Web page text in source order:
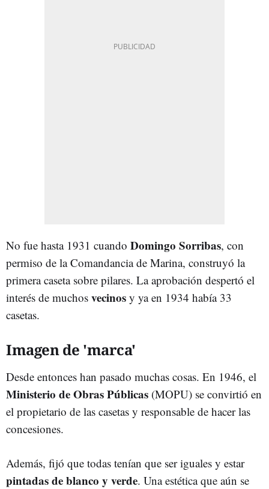
No fue hasta 1931 cuando Domingo Sorribas, con
permiso de la Comandancia de Marina, construyó la
primera caseta sobre pilares. La aprobación despertó el
interés de muchos vecinos y ya en 1934 había 33
casetas.
Imagen de 'marca'
Desde entonces han pasado muchas cosas. En 1946, el
Ministerio de Obras Públicas (MOPU) se convirtió en
el propietario de las casetas y responsable de hacer las
concesiones.
Además, fijó que todas tenían que ser iguales y estar
pintadas de blanco y verde. Una estética que aún se